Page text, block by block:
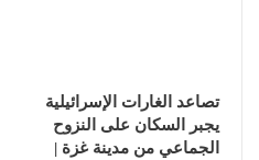
تصاعد الغارات الإسرائيلية
يجبر السكان على النزوح
الجماعي من مدينة غزة |